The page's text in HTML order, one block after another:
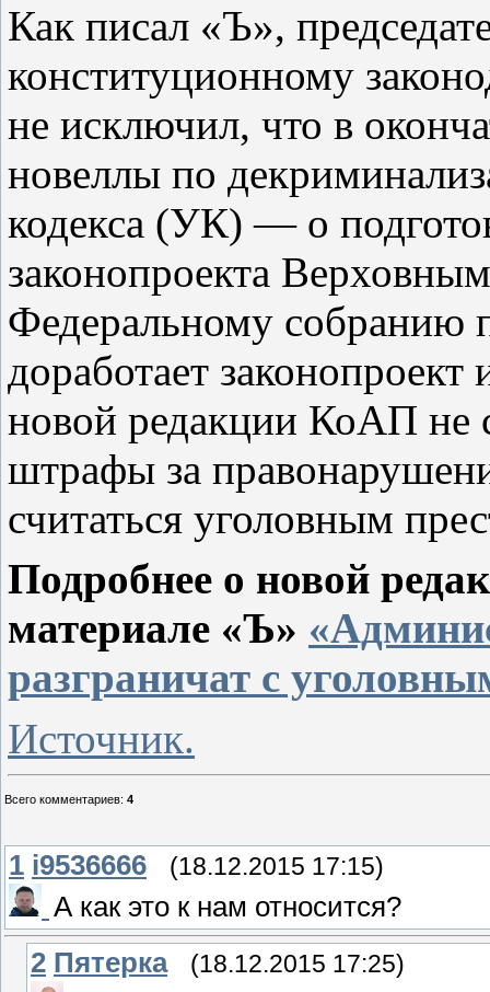
Как писал «Ъ»,
конституционному
не исключил, что в
новеллы по
кодекса (УК) — о
законопроекта
Федеральному собранию
доработает
новой редакции КоАП не
штрафы за
считаться уголовным
Подробнее о новой
материале «Ъ»
разграничат с
Источник.
Всего комментариев: 4
1 i9536666 (18.12.2015 17:15)
А как это к нам относится?
2 Пятерка (18.12.2015 17:25)